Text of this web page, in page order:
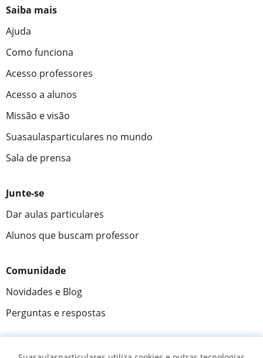
Saiba mais
Ajuda
Como funciona
Acesso professores
Acesso a alunos
Missão e visão
Suasaulasparticulares no mundo
Sala de prensa
Junte-se
Dar aulas particulares
Alunos que buscam professor
Comunidade
Novidades e Blog
Perguntas e respostas